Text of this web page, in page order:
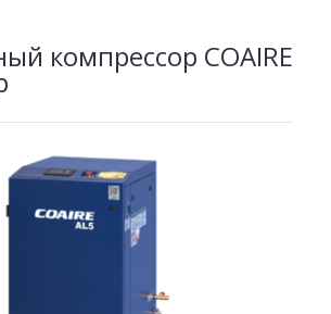
компрессор COAIRE